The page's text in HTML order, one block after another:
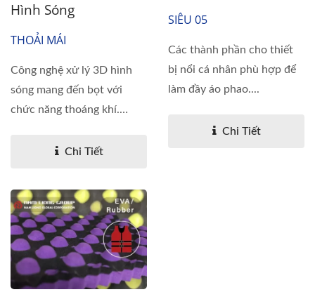
Hình Sóng
THOẢI MÁI
Công nghệ xử lý 3D hình
sóng mang đến bọt với
chức năng thoáng khí.
Chi Tiết
SIÊU 05
Các thành phần cho thiết
bị nổi cá nhân phù hợp để
làm đầy áo phao....
Chi Tiết